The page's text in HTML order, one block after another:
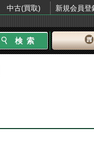
中古(買取) 新規会員登